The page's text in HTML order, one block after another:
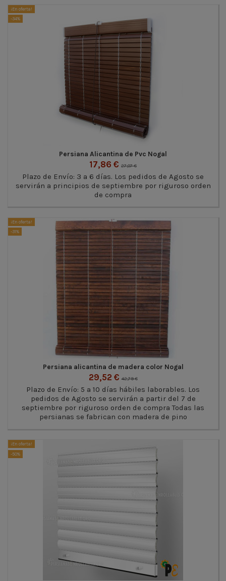
¡En oferta!
-34%
Persiana Alicantina de Pvc Nogal
17,86 € 27,07 €
Plazo de Envío: 3 a 6 días. Los pedidos de Agosto se
servirán a principios de septiembre por riguroso orden
de compra
¡En oferta!
-31%
Persiana alicantina de madera color Nogal
29,52 €42,79 €
Plazo de Envío: 5 a 10 días hábiles laborables. Los
pedidos de Agosto se servirán a partir del 7 de
septiembre por riguroso orden de compra Todas las
persianas se fabrican con madera de pino
¡En oferta!
-50%